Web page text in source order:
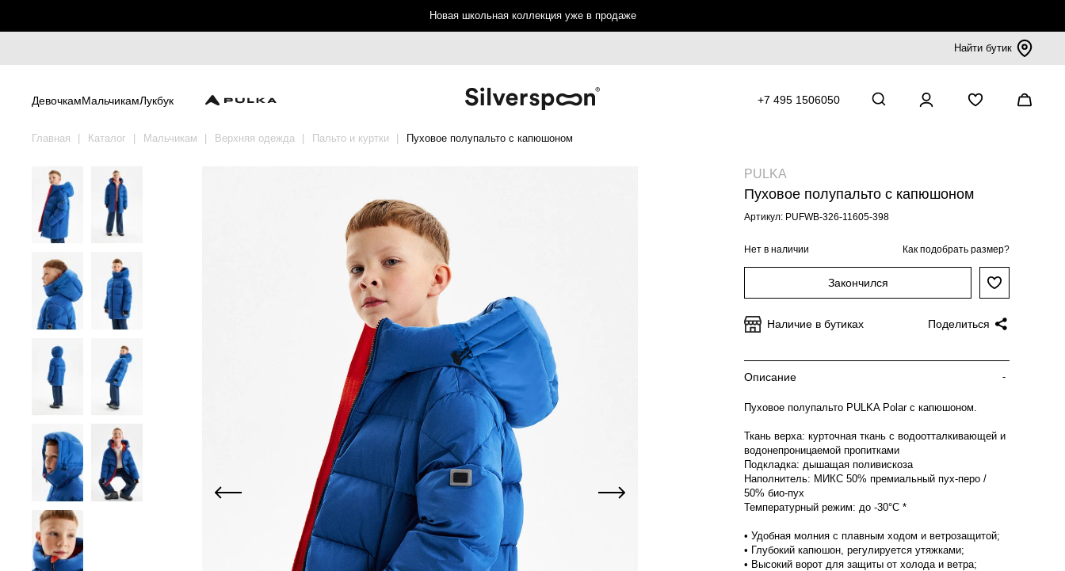
Новая школьная коллекция уже в продаже
Найти бутик
ДевочкамМальчикамЛукбук +7 495 1506050
Главная Каталог Мальчикам Верхняя одежда Пальто и куртки Пуховое полупальто с капюшоном
PULKA
Пуховое полупальто с капюшоном
Артикул: PUFWB-326-11605-398
Нет в наличии Как подобрать размер?
Закончился
Наличие в бутиках Поделиться
Описание -
Пуховое полупальто PULKA Polar с капюшоном.
Ткань верха: курточная ткань с водоотталкивающей и
водонепроницаемой пропитками
Подкладка: дышащая поливискоза
Наполнитель: МИКС 50% премиальный пух-перо /
50% био-пух
Температурный режим: до -30°C *
• Удобная молния с плавным ходом и ветрозащитой;
• Глубокий капюшон, регулируется утяжками;
• Высокий ворот для защиты от холода и ветра;